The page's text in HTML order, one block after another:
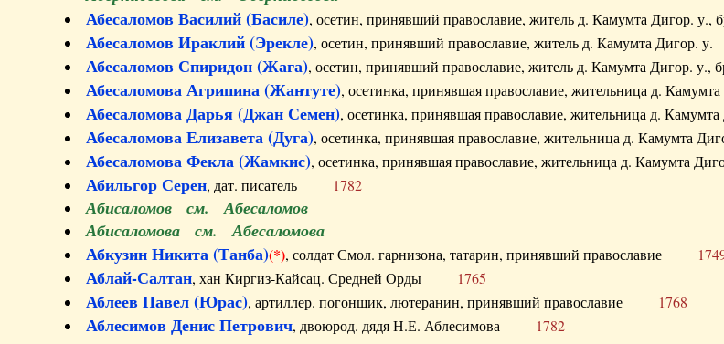
Абесаломов Василий (Басиле), осетин, принявший православие, житель д. Камумта Дигор.
Абесаломов Ираклий (Эрекле), осетин, принявший православие, житель д. Камумта
Абесаломов Спиридон (Жага), осетин, принявший православие, житель д. Камумта Дигор.
Абесаломова Агрипина (Жантуте), осетинка, принявшая православие, жительница д.
Абесаломова Дарья (Джан Семен), осетинка, принявшая православие, жительница д.
Абесаломова Елизавета (Дуга), осетинка, принявшая православие, жительница д.
Абесаломова Фекла (Жамкис), осетинка, принявшая православие, жительница д. Камумта
Абильгор Серен, дат. писатель 1782
Абисаломов см. Абесаломов
Абисаломова см. Абесаломова
Абкузин Никита (Танба)(*), солдат Смол. гарнизона, татарин, принявший православие
Аблай-Салтан, хан Киргиз-Кайсац. Средней Орды 1765
Аблеев Павел (Юрас), артиллер. погонщик, лютеранин, принявший православие 1768
Аблесимов Денис Петрович, двоюрод. дядя Н.Е. Аблесимова 1782